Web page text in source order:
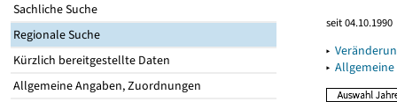
Sachliche Suche
Regionale Suche
Kürzlich bereitgestellte Daten
Allgemeine Angaben, Zuordnungen
seit 04.10.1990
▸
▸